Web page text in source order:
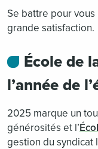
Se battre pour
grande satisfaction.
École de
l’année de
2025 marque un
générosités et l’
gestion du syndicat